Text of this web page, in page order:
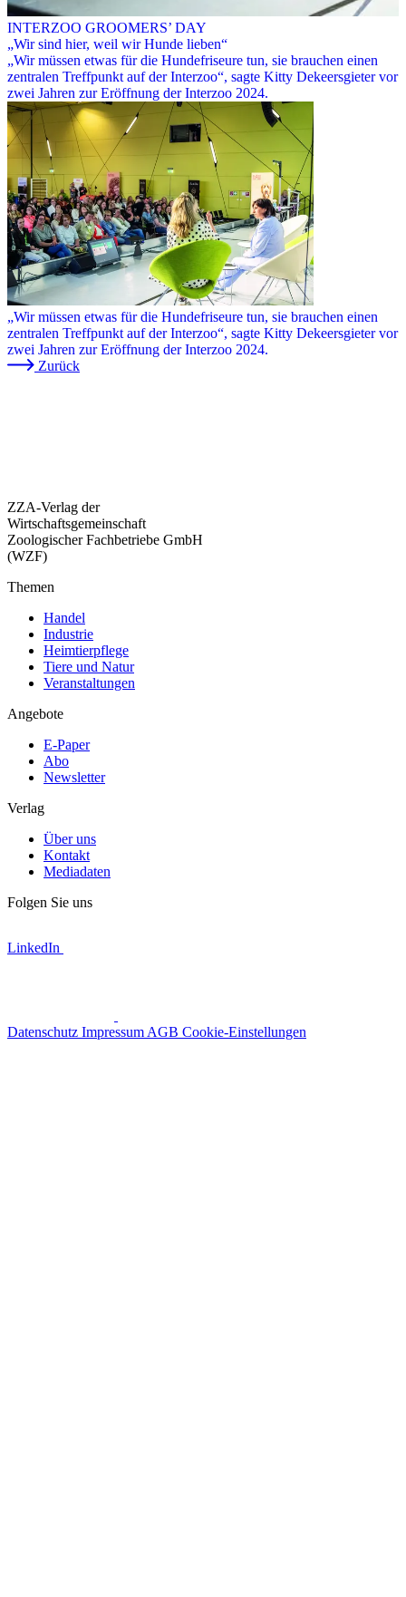
INTERZOO GROOMERS’ DAY
„Wir sind hier, weil wir Hunde lieben“
„Wir müssen etwas für die Hundefriseure tun, sie brauchen einen
zentralen Treffpunkt auf der Interzoo“, sagte Kitty Dekeersgieter vor
zwei Jahren zur Eröffnung der Interzoo 2024.
„Wir müssen etwas für die Hundefriseure tun, sie brauchen einen
zentralen Treffpunkt auf der Interzoo“, sagte Kitty Dekeersgieter vor
zwei Jahren zur Eröffnung der Interzoo 2024.
Zurück
ZZA-Verlag der
Wirtschaftsgemeinschaft
Zoologischer Fachbetriebe GmbH
(WZF)
Themen
Handel
Industrie
Heimtierpflege
Tiere und Natur
Veranstaltungen
Angebote
E-Paper
Abo
Newsletter
Verlag
Über uns
Kontakt
Mediadaten
Folgen Sie uns
LinkedIn
Datenschutz Impressum AGB Cookie-Einstellungen